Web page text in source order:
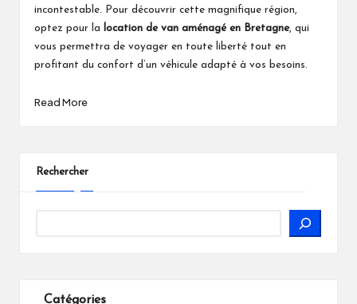
incontestable. Pour découvrir cette magnifique région,
optez pour la
location de van aménagé en Bretagne, qui
vous permettra de voyager en toute liberté tout en
profitant du confort d’un véhicule adapté à vos besoins.
Read More
Rechercher
Catégories